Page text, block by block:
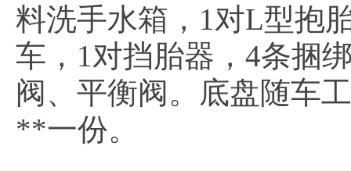
料洗手水箱，1对L型抱
车，1对挡胎器，4条捆
阀、平衡阀。底盘随车
**一份。